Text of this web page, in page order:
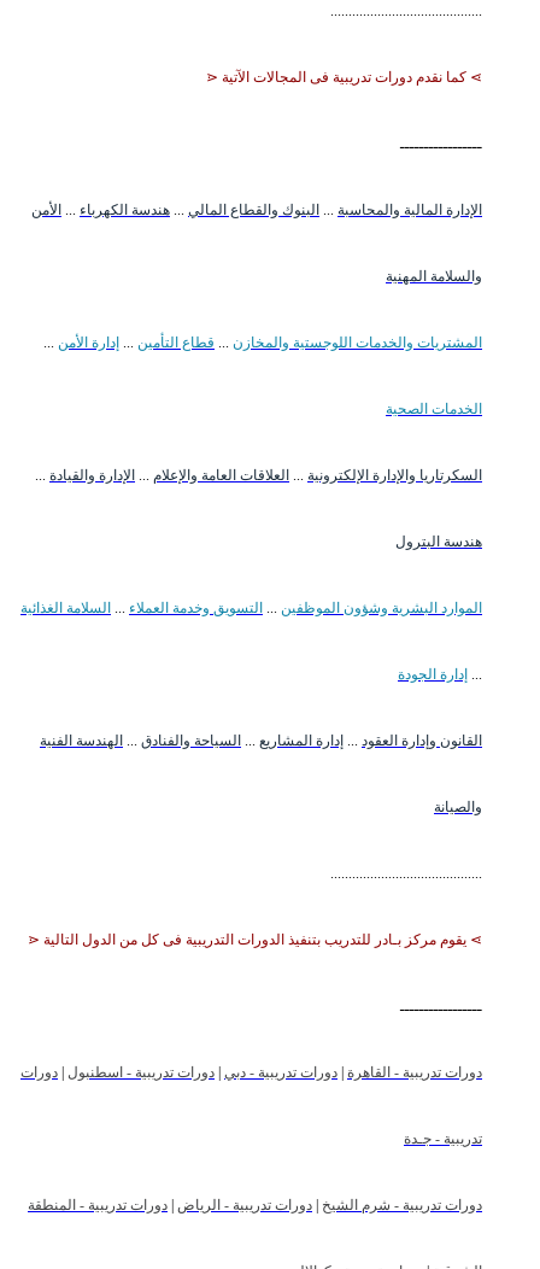
⋗ كما نقدم دورات تدريبية فى المجالات الآتية ⋖
الإدارة المالية والمحاسبة البنوك والقطاع المالي هندسة الكهرباء الأمن
والسلامة المهنية
المشتريات والخدمات اللوجستية والمخازن قطاع التأمين إدارة الأمن
الخدمات الصحية
السكرتاريا والإدارة الإلكترونية العلاقات العامة والإعلام الإدارة والقيادة
هندسة البترول
الموارد البشرية وشؤون الموظفين التسويق وخدمة العملاء السلامة الغذائية
إدارة الجودة
القانون وإدارة العقود إدارة المشاريع السياحة والفنادق الهندسة الفنية
والصيانة
⋗ يقوم مركز بـادر للتدريب بتنفيذ الدورات التدريبية فى كل من الدول التالية ⋖
دورات تدريبية - القاهرة | دورات تدريبية - دبي | دورات تدريبية - اسطنبول | دورات
تدريبية - جـدة
دورات تدريبية - شرم الشيخ | دورات تدريبية - الرياض | دورات تدريبية - المنطقة